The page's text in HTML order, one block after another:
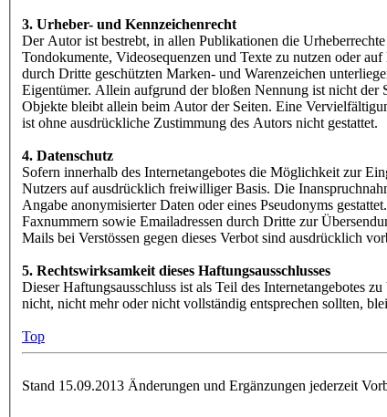
3. Urheber- und Kennzeichenrecht
Der Autor ist bestrebt, in allen Publikationen die
Tondokumente, Videosequenzen und Texte zu nutzen oder
durch Dritte geschützten Marken- und Warenzeichen
Eigentümer. Allein aufgrund der bloßen Nennung ist nicht
Objekte bleibt allein beim Autor der Seiten. Eine
ist ohne ausdrückliche Zustimmung des Autors nicht gestattet.
4. Datenschutz
Sofern innerhalb des Internetangebotes die Möglichkeit zur
Nutzers auf ausdrücklich freiwilliger Basis. Die
Angabe anonymisierter Daten oder eines Pseudonyms
Faxnummern sowie Emailadressen durch Dritte zur
Mails bei Verstössen gegen dieses Verbot sind ausdrücklich
5. Rechtswirksamkeit dieses Haftungsausschlusses
Dieser Haftungsausschluss ist als Teil des Internetangebotes
nicht, nicht mehr oder nicht vollständig entsprechen sollten,
Top
Stand 15.09.2013 Änderungen und Ergänzungen jederzeit